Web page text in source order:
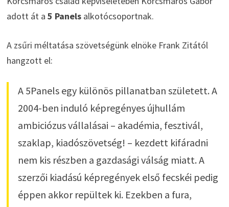
adott át a 5 Panels alkotócsoportnak.
A zsűri méltatása szövetségünk elnöke Frank Zitától
hangzott el:
A 5Panels egy különös pillanatban született. A
2004-ben induló képregényes újhullám
ambiciózus vállalásai – akadémia, fesztivál,
szaklap, kiadószövetség! – kezdett kifáradni
nem kis részben a gazdasági válság miatt. A
szerzői kiadású képregények első fecskéi pedig
éppen akkor repültek ki. Ezekben a fura,